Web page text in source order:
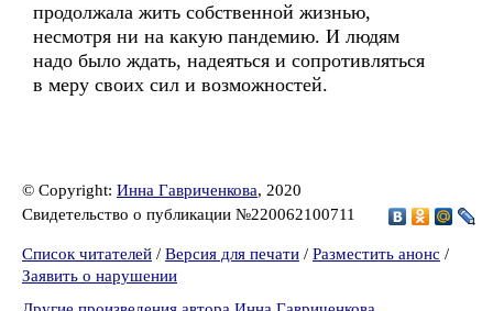
продолжала жить собственной жизнью,
несмотря ни на какую пандемию. И людям
надо было ждать, надеяться и сопротивляться
в меру своих сил и возможностей.
© Copyright: Инна Гавриченкова, 2020
Свидетельство о публикации №220062100711
Список читателей / Версия для печати / Разместить анонс /
Заявить о нарушении